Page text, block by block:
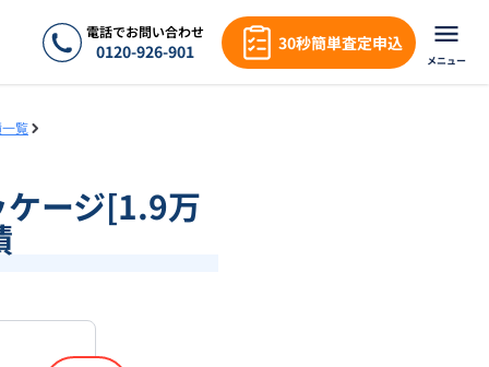
電話でお問い合わせ
0120-926-901 30秒簡単査定申込
メニュー
覧
ージ[1.9万